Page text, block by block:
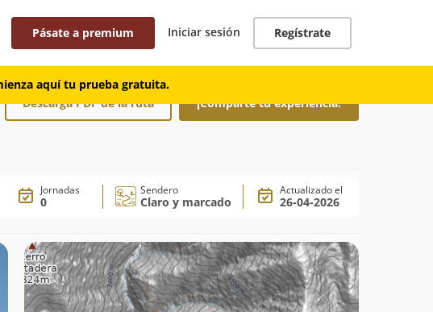
Pásate a premium Iniciar sesión Regístrate
aquí tu prueba gratuita.
Descarga PDF de la ruta ¡Comparte tu experiencia!
Jornadas
0
Sendero
Claro y marcado
Actualizado el
26-04-2026